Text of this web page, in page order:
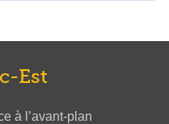
Est
à l’avant-plan